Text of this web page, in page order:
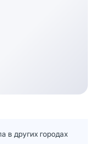
в других городах